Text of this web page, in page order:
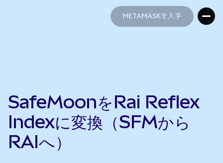
METAMASKを入手
SafeMoonをRai Reflex
Indexに変換（SFMから
RAIへ）